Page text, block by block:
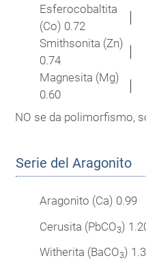
Esferocobaltita
(Co) 0.72
Smithsonita (Zn)
0.74
Magnesita (Mg)
0.60
NO se da polimorfismo,
Serie del Aragonito
Aragonito (Ca) 0.99
Cerusita (PbCO3)
Witherita (BaCO3)